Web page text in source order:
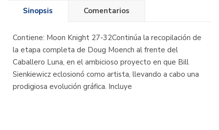
Sinopsis Comentarios
Contiene: Moon Knight 27-32Continúa la recopilación de
la etapa completa de Doug Moench al frente del
Caballero Luna, en el ambicioso proyecto en que Bill
Sienkiewicz eclosionó como artista, llevando a cabo una
prodigiosa evolución gráfica. Incluye